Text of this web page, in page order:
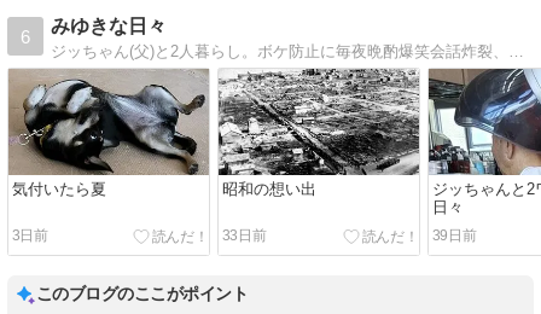
6
みゆきな日々
気付いたら夏
3日前
昭和の想い出
33日前
ジッちゃんと2
日々
39日前
このブログのここがポイント